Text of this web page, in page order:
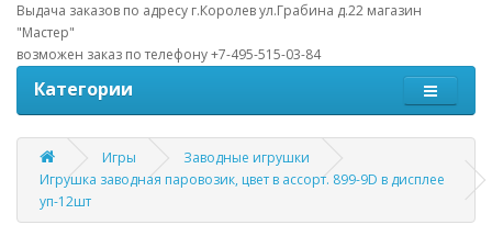
Выдача заказов по адресу г.Королев ул.Грабина д.22 магазин
"Мастер"
возможен заказ по телефону +7-495-515-03-84
Категории
Игры
Заводные игрушки
Игрушка заводная паровозик, цвет в ассорт. 899-9D в дисплее
уп-12шт